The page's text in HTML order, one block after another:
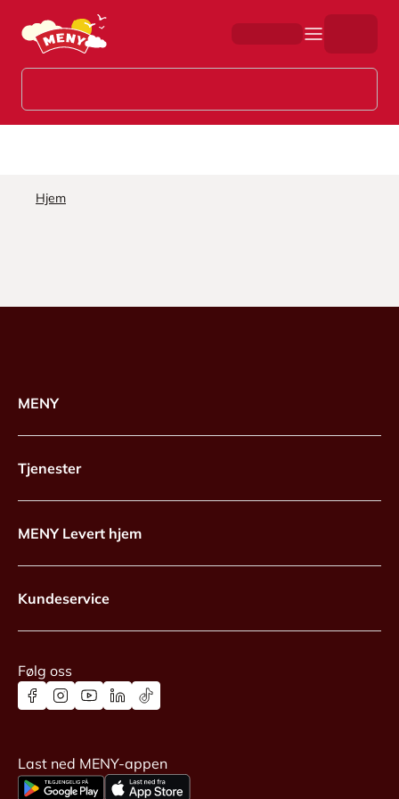
Hopp til hovedinnhold
Hjem
MENY
Tjenester
MENY Levert hjem
Kundeservice
Følg oss
Last ned MENY-appen